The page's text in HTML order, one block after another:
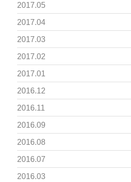
2017.05
2017.04
2017.03
2017.02
2017.01
2016.12
2016.11
2016.09
2016.08
2016.07
2016.03